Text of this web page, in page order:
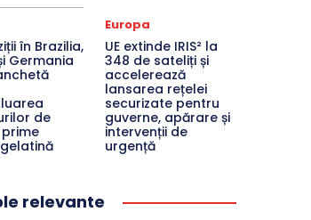
în Brazilia,
Germania
de
Europa
UE extinde IRIS² la
348 de sateliți și
accelerează
lansarea rețelei
securizate pentru
guverne, apărare și
intervenții de
urgență
relevante